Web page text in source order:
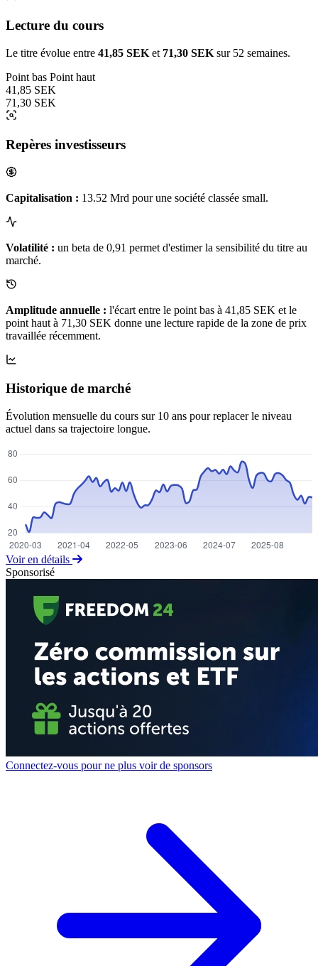
Lecture du cours
Le titre évolue entre 41,85 SEK et 71,30 SEK sur 52 semaines.
Point bas Point haut
41,85 SEK
71,30 SEK
Repères investisseurs
Capitalisation : 13.52 Mrd pour une société classée small.
Volatilité : un beta de 0,91 permet d'estimer la sensibilité du titre au
marché.
Amplitude annuelle : l'écart entre le point bas à 41,85 SEK et le
point haut à 71,30 SEK donne une lecture rapide de la zone de prix
travaillée récemment.
Historique de marché
Évolution mensuelle du cours sur 10 ans pour replacer le niveau
actuel dans sa trajectoire longue.
Voir en détails
Sponsorisé
Connectez-vous pour ne plus voir de sponsors